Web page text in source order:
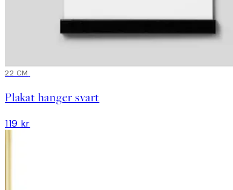
22 CM
Plakat hanger svart
119 kr